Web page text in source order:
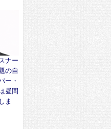
ナー
の自
ー・
昼間
ま